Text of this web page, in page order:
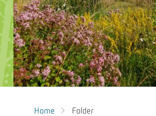
Home Folder